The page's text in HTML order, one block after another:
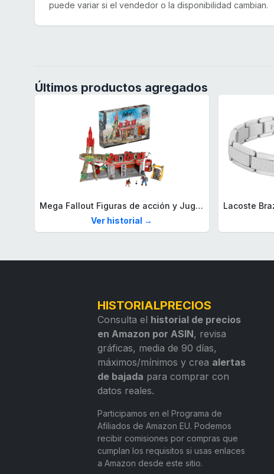
puede variar si el vendedor o la disponibilidad cambian.
Últimos productos agregados
Mega Fallout Figuras de acción y Juguetes de construcción, Parada de Camiones Red Rocket con 824 Piezas, 2 Personajes articulados y Accesorios, para coleccionistas, HXT00
Ver historial →
HISTORIALPRECIOS
Consulta el historial de precios
en Amazon por ASIN, revisa
gráficas, media de 90 días,
máximos/mínimos y crea alertas
de bajada para comprar con
datos reales.
Participamos en el Programa de
Afiliados de Amazon EU. Podemos
recibir comisiones por compras que
cumplan los requisitos si usas enlaces
a Amazon desde este sitio.